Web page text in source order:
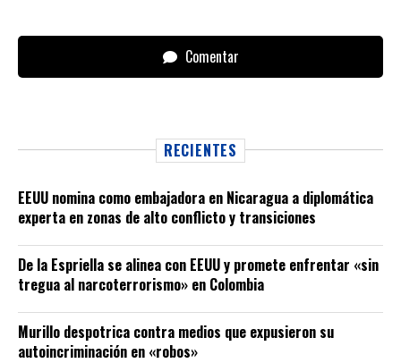
Comentar
RECIENTES
EEUU nomina como embajadora en Nicaragua a diplomática
experta en zonas de alto conflicto y transiciones
De la Espriella se alinea con EEUU y promete enfrentar «sin
tregua al narcoterrorismo» en Colombia
Murillo despotrica contra medios que expusieron su
autoincriminación en «robos»